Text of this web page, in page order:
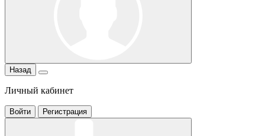
Назад
Личный кабинет
Войти Регистрация